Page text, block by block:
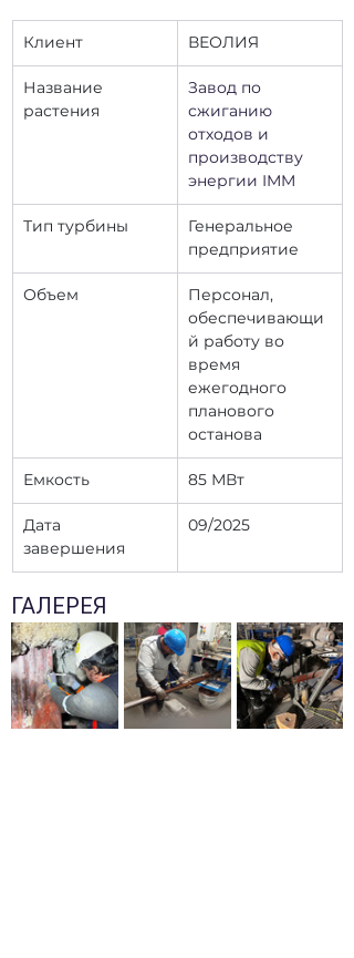
Клиент ВЕОЛИЯ
Название
растения
Завод по
сжиганию
отходов и
производству
энергии IMM
Тип турбины
Генеральное
предприятие
Объем
Персонал,
обеспечивающи
й работу во
время
ежегодного
планового
останова
Емкость 85 МВт
Дата
завершения
09/2025
ГАЛЕРЕЯ